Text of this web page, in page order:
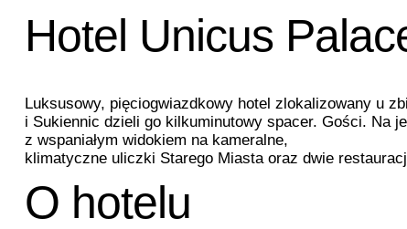
Premium
transfers.
Hotel Unicus
Luksusowy, pięciogwiazdkowy hotel zlokalizowany u
i Sukiennic dzieli go kilkuminutowy spacer. Gości. Na
z wspaniałym widokiem na kameralne,
klimatyczne uliczki Starego Miasta oraz dwie
O hotelu